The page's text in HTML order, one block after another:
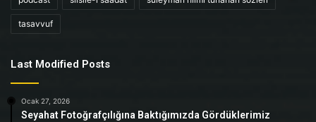
tasavvuf
Last Modified Posts
Ocak 27, 2026
Seyahat Fotoğrafçılığına Baktığımızda Gördüklerimiz